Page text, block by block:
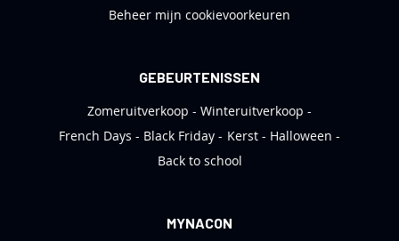
Beheer mijn cookievoorkeuren
GEBEURTENISSEN
Zomeruitverkoop
Winteruitverkoop
French Days
Black Friday Kerst
Halloween
Back to school
MYNACON